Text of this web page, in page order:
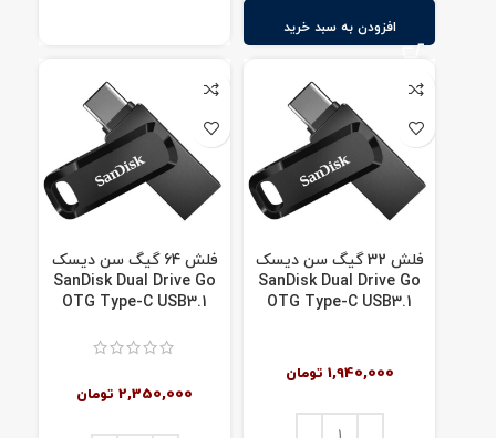
افزودن به سبد خرید
فلش 32 گیگ سن دیسک
SanDisk Dual Drive Go
OTG Type-C USB3.1
1,940,000 تومان
فلش 64 گیگ سن دیسک
SanDisk Dual Drive Go
OTG Type-C USB3.1
2,350,000 تومان